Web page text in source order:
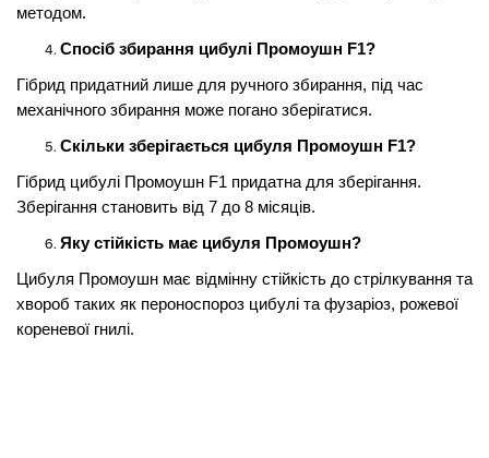
методом.
Спосіб збирання цибулі Промоушн F1?
Гібрид придатний лише для ручного збирання, під час
механічного збирання може погано зберігатися.
Скільки зберігається цибуля Промоушн F1?
Гібрид цибулі Промоушн F1 придатна для зберігання.
Зберігання становить від 7 до 8 місяців.
Яку стійкість має цибуля Промоушн?
Цибуля Промоушн має відмінну стійкість до стрілкування та
хвороб таких як пероноспороз цибулі та фузаріоз, рожевої
кореневої гнилі.